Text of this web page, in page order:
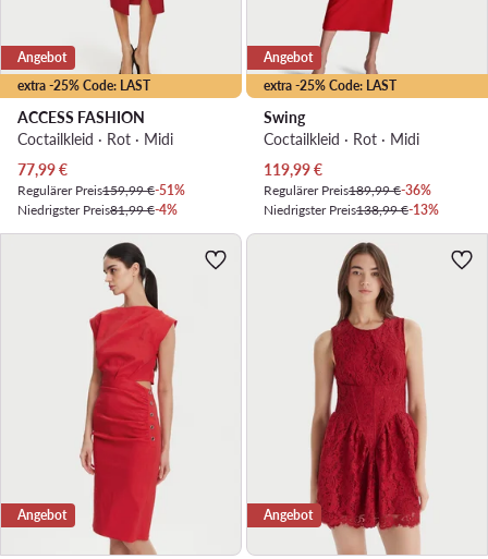
extra -25% Code: LAST
Angebot
ACCESS FASHION
Coctailkleid · Rot · Midi
Aktueller Preis
77,99€
Regulärer Preis159,99 €-51%
Niedrigster Preis81,99 €-4%
extra -25% Code: LAST
Angebot
Swing
Coctailkleid · Rot · Midi
Aktueller Preis
119,99€
Regulärer Preis189,99 €-36%
Niedrigster Preis138,99 €-13%
Angebot Angebot